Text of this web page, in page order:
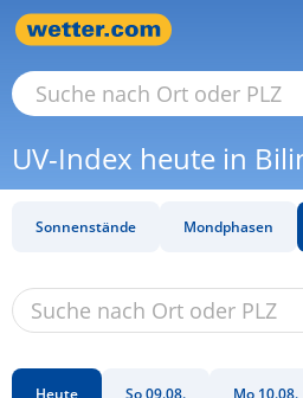
UV-Index heute in
Sonnenstände Mondphasen
Heute So 09.08. Mo 10.08.